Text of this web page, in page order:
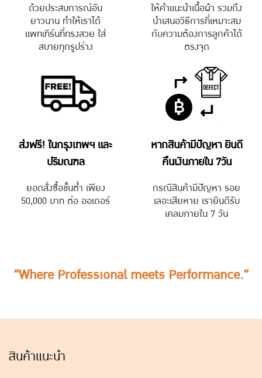
ด้วยประสบการณ์อัน
ยาวนาน ทำให้เราได้
แพทเทิร์นที่ทรงสวย ใส่
สบายทุกรูปร่าง
ให้คำแนะนำเนื้อผ้า รวมถึง
นำเสนอวิธีการที่เหมาะสม
กับความต้องการลูกค้าได้
ตรงจุด
ส่งฟรี! ในกรุงเทพฯ และ
ปริมณฑล
ยอดสั่งซื้อขั้นต่ำ เพียง
50,000 บาท ต่อ ออเดอร์
หากสินค้ามีปัญหา ยินดี
คืนเงินภายใน 7วัน
กรณีสินค้ามีปัญหา รอย
เลอะเสียหาย เรายินดีรับ
เคลมภายใน 7 วัน
"Where Professional meets Per​fo​rmance."
สินค้าแนะนำ